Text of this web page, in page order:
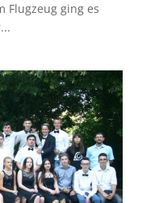
Flugzeug ging es